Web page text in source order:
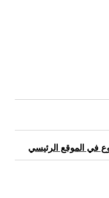
في الموقع الرئيسي